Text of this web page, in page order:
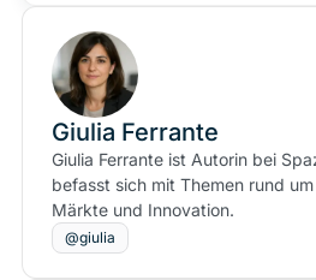
Giulia Ferrante
Giulia Ferrante ist Autorin bei
befasst sich mit Themen rund
Märkte und Innovation.
@giulia